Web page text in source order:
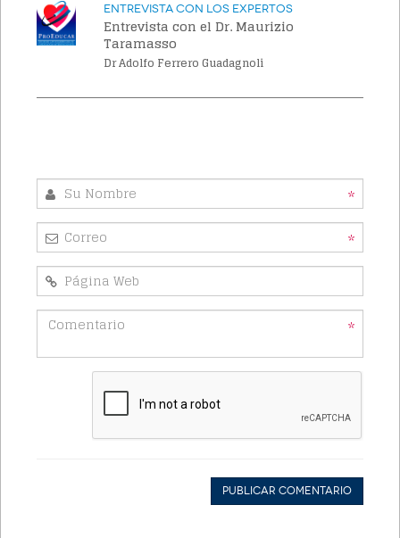
Entrevista con los Expertos
Entrevista con el Dr. Maurizio
Taramasso
Dr Adolfo Ferrero Guadagnoli
*
*
*
Publicar Comentario